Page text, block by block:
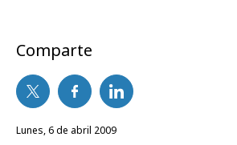
Comparte
lunes, 6 de abril 2009